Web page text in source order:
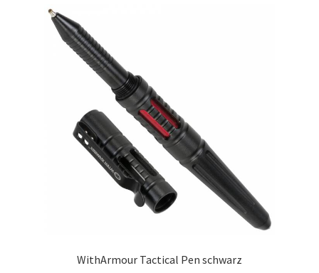
WithArmour Tactical Pen schwarz